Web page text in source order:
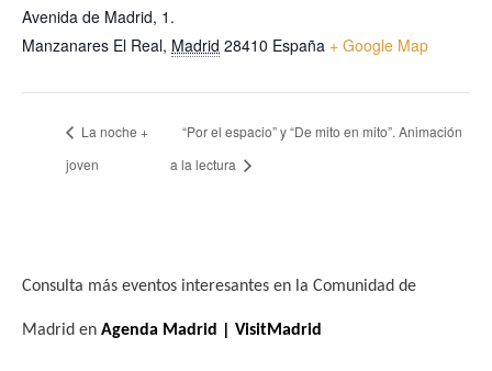
Avenida de Madrid, 1.
Manzanares El Real, Madrid 28410 España + Google Map
La noche +
joven
“Por el espacio” y “De mito en mito”. Animación
a la lectura
Consulta más eventos interesantes en la Comunidad de
Madrid en Agenda Madrid | VisitMadrid